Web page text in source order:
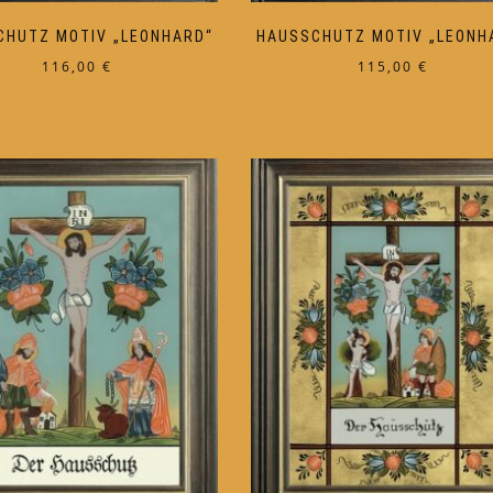
MOTIV „LEONHARD“
116,00 €
HAUSSCHUTZ MOTIV
115,00 €